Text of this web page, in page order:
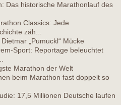
Das historische Marathonlauf des
Classics: Jede
zäh...
„Pumuckl“ Mücke
Sport: Reportage beleuchtet
Marathon der Welt
beim Marathon fast doppelt so
17,5 Millionen Deutsche laufen